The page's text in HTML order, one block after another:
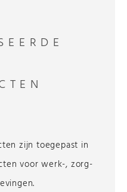
zijn toegepast in
voor werk-, zorg-